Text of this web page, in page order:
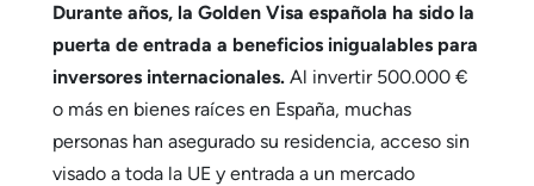
Durante años, la Golden Visa española ha sido la
puerta de entrada a beneficios inigualables para
inversores internacionales. Al invertir 500.000 €
o más en bienes raíces en España, muchas
personas han asegurado su residencia, acceso sin
visado a toda la UE y entrada a un mercado